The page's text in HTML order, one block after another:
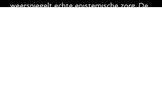
weerspiegelt echte epistemische zorg. De